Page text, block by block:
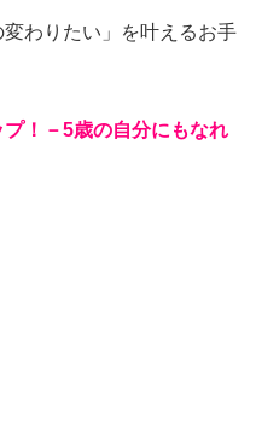
わりたい」を叶えるお手
！－5歳の自分にもなれ